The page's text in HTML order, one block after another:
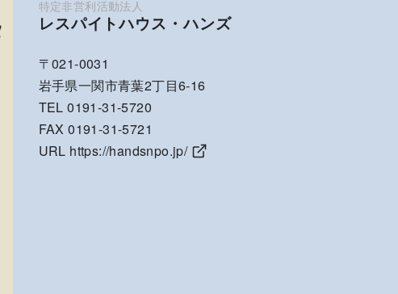
レスパイトハウス・ハンズ
〒021-0031
岩手県一関市青葉2丁目6-16
TEL 0191-31-5720
FAX 0191-31-5721
URL https://handsnpo.jp/